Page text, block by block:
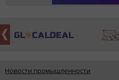
Новости промышленности